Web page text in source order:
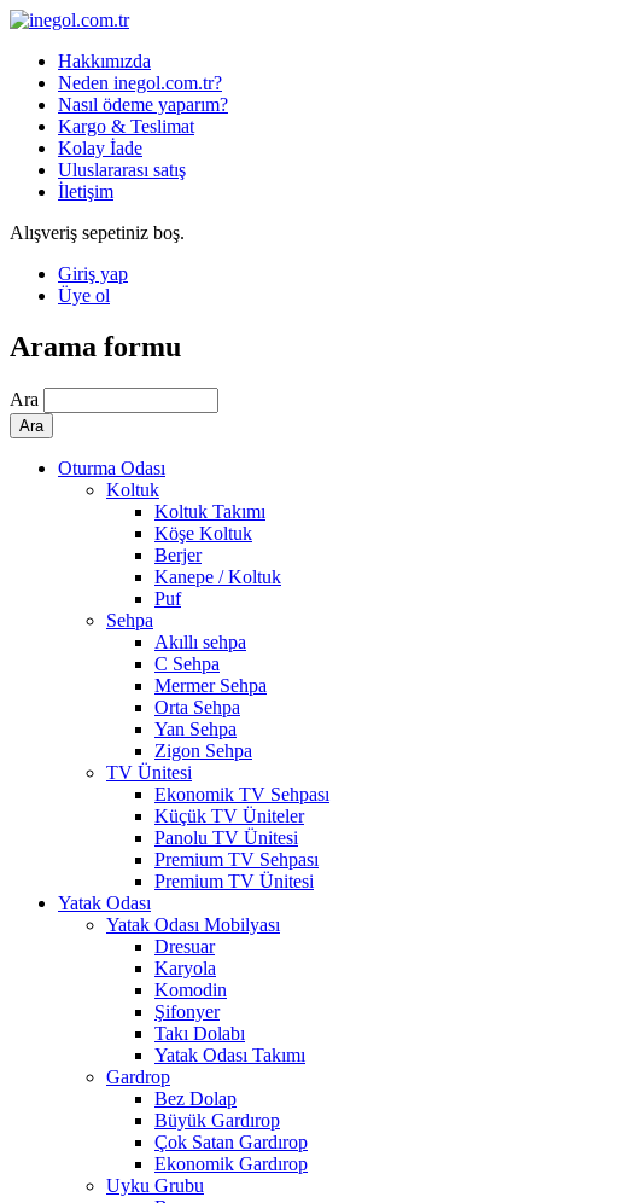
Hakkımızda
Neden inegol.com.tr?
Nasıl ödeme yaparım?
Kargo & Teslimat
Kolay İade
Uluslararası satış
İletişim
Alışveriş sepetiniz boş.
Giriş yap
Üye ol
Arama formu
Ara
Oturma Odası
Koltuk
Koltuk Takımı
Köşe Koltuk
Berjer
Kanepe / Koltuk
Puf
Sehpa
Akıllı sehpa
C Sehpa
Mermer Sehpa
Orta Sehpa
Yan Sehpa
Zigon Sehpa
TV Ünitesi
Ekonomik TV Sehpası
Küçük TV Üniteler
Panolu TV Ünitesi
Premium TV Sehpası
Premium TV Ünitesi
Yatak Odası
Yatak Odası Mobilyası
Dresuar
Karyola
Komodin
Şifonyer
Takı Dolabı
Yatak Odası Takımı
Gardrop
Bez Dolap
Büyük Gardırop
Çok Satan Gardırop
Ekonomik Gardırop
Uyku Grubu